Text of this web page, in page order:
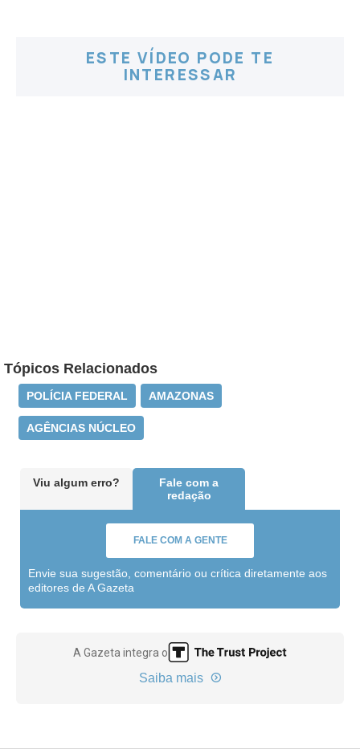
ESTE VÍDEO PODE TE
INTERESSAR
Tópicos Relacionados
POLÍCIA FEDERAL AMAZONAS
AGÊNCIAS NÚCLEO
Viu algum erro?
Fale com a
redação
FALE COM A GENTE
Envie sua sugestão, comentário ou crítica diretamente aos
editores de A Gazeta
A Gazeta integra o
Saiba mais